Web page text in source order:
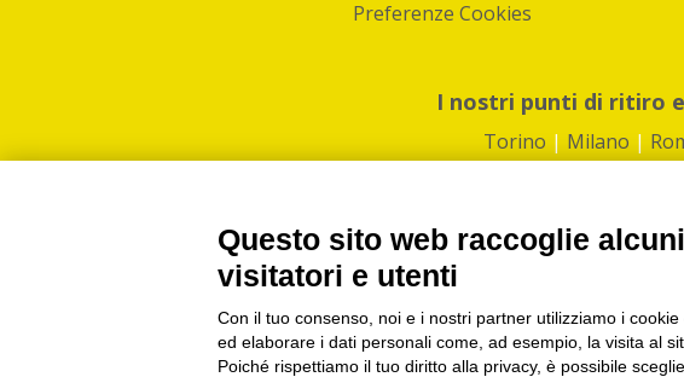
Preferenze Cookies
I nostri punti di ritiro
Torino | Milano |
PI/CF/N°Iscr.: 10821360012 | REA: RM
IndaBox | Oltre 11.500 punti di ritiro tra
Questo sito web raccoglie
visitatori e utenti
Con il tuo consenso, noi e i nostri partner utilizziamo i
ed elaborare i dati personali come, ad esempio, la visita al
Poiché rispettiamo il tuo diritto alla privacy, è possibile